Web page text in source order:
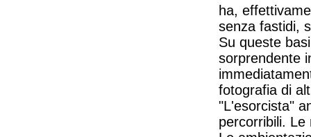
ha,
senza fastidi,
Su queste
sorprendente
fotografia di
"L'esorcista"
percorribili.